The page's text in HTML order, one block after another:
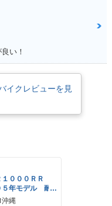
い！
イクレビューを見
１０００ＲＲ
５年モデル 耐
仕様
沖縄